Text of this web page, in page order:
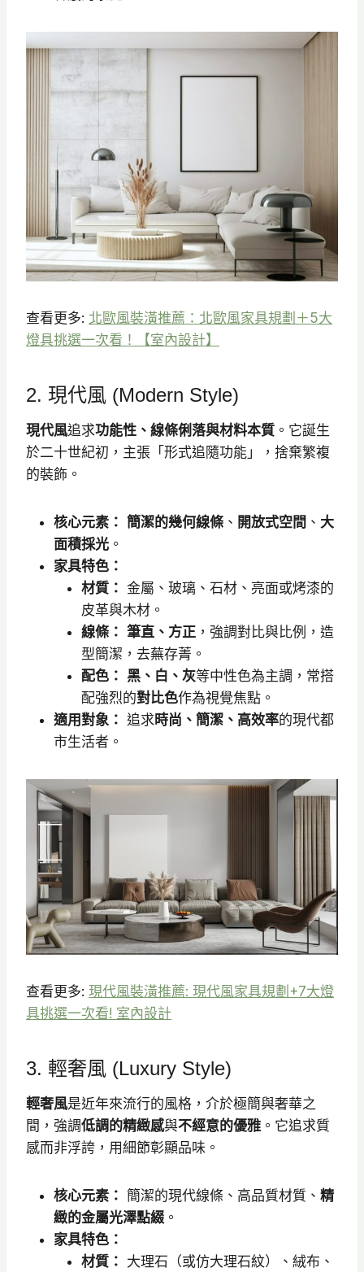
查看更多: 北歐風裝潢推薦：北歐風家具規劃＋5大
燈具挑選一次看！【室內設計】
2. 現代風 (Modern Style)
現代風追求功能性、線條俐落與材料本質 。它誕生
於二十世紀初，主張「形式追隨功能」，捨棄繁複
的裝飾。
核心元素： 簡潔的幾何線條 、 開放式空間 、 大
面積採光 。
家具特色：
材質： 金屬、玻璃、石材、亮面或烤漆的
皮革與木材。
線條： 筆直、方正 ，強調對比與比例，造
型簡潔，去蕪存菁。
配色： 黑、白、灰等中性色為主調，常搭
配強烈的對比色作為視覺焦點。
適用對象： 追求時尚、簡潔、高效率的現代都
市生活者。
查看更多: 現代風裝潢推薦: 現代風家具規劃+7大燈
具挑選一次看! 室內設計
3. 輕奢風 (Luxury Style)
輕奢風是近年來流行的風格，介於極簡與奢華之
間，強調低調的精緻感與不經意的優雅 。它追求質
感而非浮誇，用細節彰顯品味。
核心元素： 簡潔的現代線條、高品質材質、 精
緻的金屬光澤點綴 。
家具特色：
材質： 大理石（或仿大理石紋）、絨布、